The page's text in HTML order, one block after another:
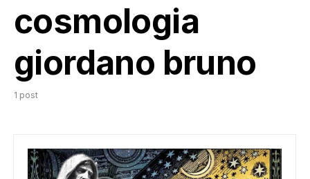
cosmologia
giordano bruno
1 post